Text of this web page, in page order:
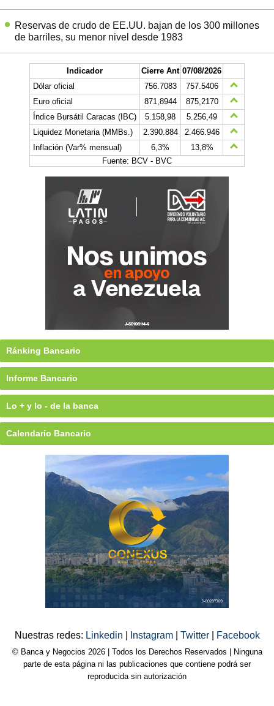
Reservas de crudo de EE.UU. bajan de los 300 millones
de barriles, su menor nivel desde 1983
Indicador Cierre Ant 07/08/2026
Dólar oficial
756.7083
757.5406
Euro oficial
871,8944
875,2170
Índice Bursátil Caracas (IBC)
5.158,98
5.256,49
Liquidez Monetaria (MMBs.)
2.390.884
2.466.946
Inflación (Var% mensual)
6,3%
13,8%
Fuente: BCV - BVC
Ránking Bancario
Informe Bancario
Lo + y lo - de la banca
Calendario Bancario
Nuestras redes: Linkedin Instagram Twitter Facebook
© Banca y Negocios 2026 | Todos los Derechos Reservados | Ninguna
parte de esta página ni las publicaciones que contiene podrá ser
reproducida sin autorización